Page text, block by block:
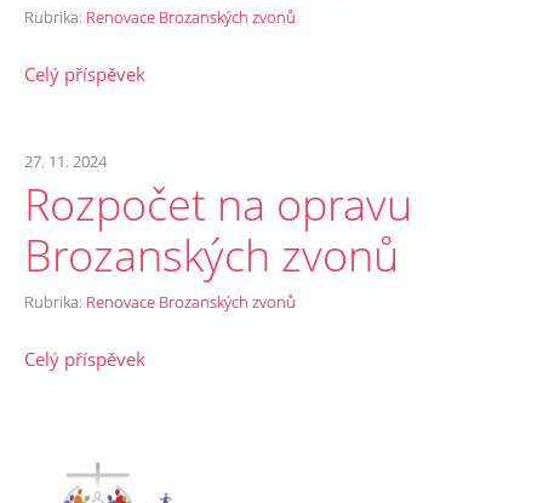
Rubrika: Renovace Brozanských zvonů
Celý příspěvek
27. 11. 2024
Rozpočet na opravu
Brozanských zvonů
Rubrika: Renovace Brozanských zvonů
Celý příspěvek